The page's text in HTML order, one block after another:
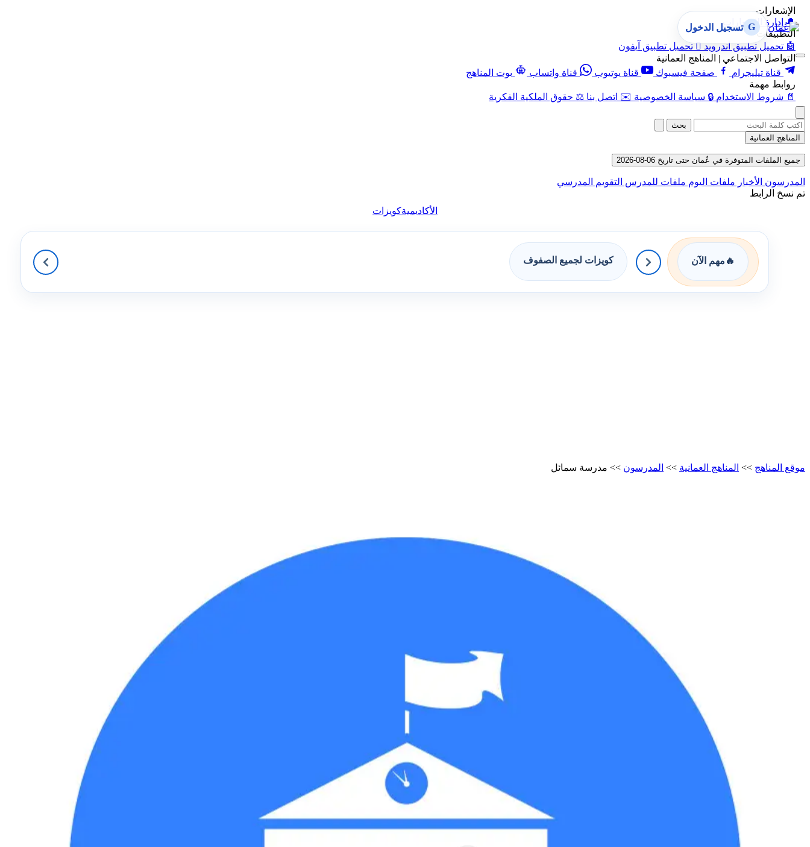
الإشعارات
🔔 إدارة الإشعارات
التطبيقات
🤖 تحميل تطبيق أندرويد  تحميل تطبيق آيفون
التواصل الاجتماعي | المناهج العمانية
قناة تيليجرام
صفحة فيسبوك قناة يوتيوب قناة واتساب
بوت المناهج
روابط مهمة
📄 شروط الاستخدام 🔒 سياسة الخصوصية ✉️ اتصل بنا ⚖️ حقوق الملكية الفكرية
G تسجيل الدخول
بحث
المناهج العمانية
جميع الملفات المتوفرة في عُمان حتى تاريخ 06-08-2026
المدرسون الأخبار ملفات اليوم ملفات للمدرس التقويم المدرسي
تم نسخ الرابط
الأكاديميةكويزات
🔥 مهم الآن كويزات لجميع الصفوف
موقع المناهج >> المناهج العمانية >> المدرسون >> مدرسة سمائل